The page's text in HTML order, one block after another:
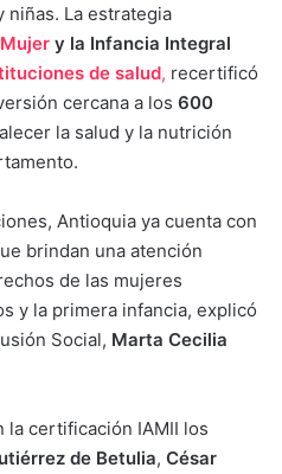
niñas. La estrategia
Mujer y la Infancia Integral
de salud, recertificó
cercana a los 600
la salud y la nutrición
Antioquia ya cuenta con
brindan una atención
de las mujeres
y la primera infancia, explicó
Social, Marta Cecilia
la certificación IAMII los
de Betulia, César